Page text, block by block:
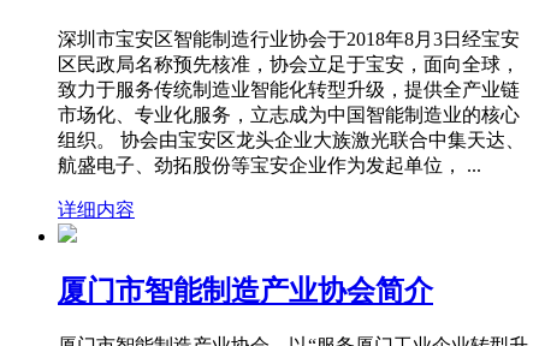
深圳市宝安区智能制造行业协会于2018年8月3日经宝安
区民政局名称预先核准，协会立足于宝安，面向全球，
致力于服务传统制造业智能化转型升级，提供全产业链
市场化、专业化服务，立志成为中国智能制造业的核心
组织。 协会由宝安区龙头企业大族激光联合中集天达、
航盛电子、劲拓股份等宝安企业作为发起单位， ...
详细内容
厦门市智能制造产业协会简介